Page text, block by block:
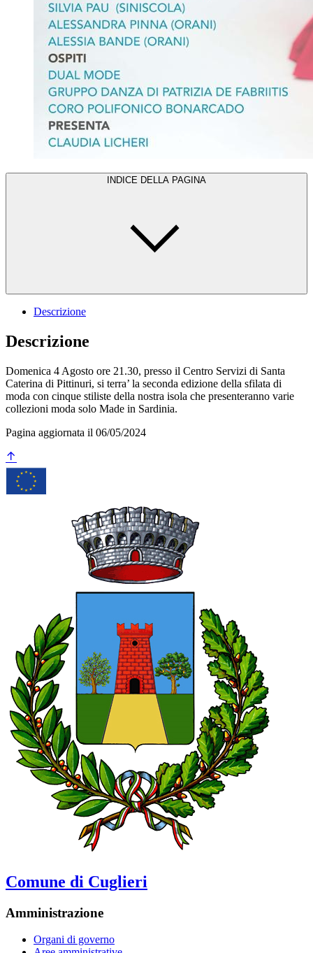
INDICE DELLA PAGINA
Descrizione
Descrizione
Domenica 4 Agosto ore 21.30, presso il Centro Servizi di Santa
Caterina di Pittinuri, si terra’ la seconda edizione della sfilata di
moda con cinque stiliste della nostra isola che presenteranno varie
collezioni moda solo Made in Sardinia.
Pagina aggiornata il 06/05/2024
Comune di Cuglieri
Amministrazione
Organi di governo